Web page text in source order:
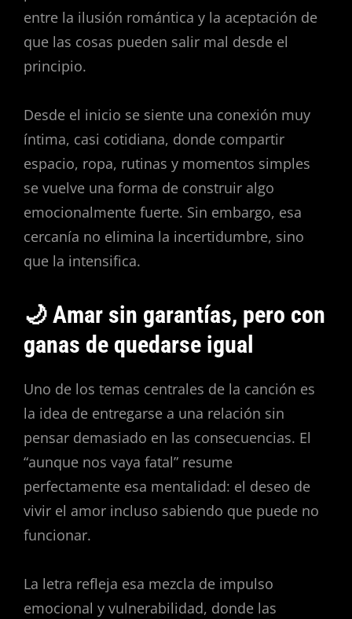
entre la ilusión romántica y la aceptación de
que las cosas pueden salir mal desde el
principio.
Desde el inicio se siente una conexión muy
íntima, casi cotidiana, donde compartir
espacio, ropa, rutinas y momentos simples
se vuelve una forma de construir algo
emocionalmente fuerte. Sin embargo, esa
cercanía no elimina la incertidumbre, sino
que la intensifica.
🌙 Amar sin garantías, pero con
ganas de quedarse igual
Uno de los temas centrales de la canción es
la idea de entregarse a una relación sin
pensar demasiado en las consecuencias. El
“aunque nos vaya fatal” resume
perfectamente esa mentalidad: el deseo de
vivir el amor incluso sabiendo que puede no
funcionar.
La letra refleja esa mezcla de impulso
emocional y vulnerabilidad, donde las